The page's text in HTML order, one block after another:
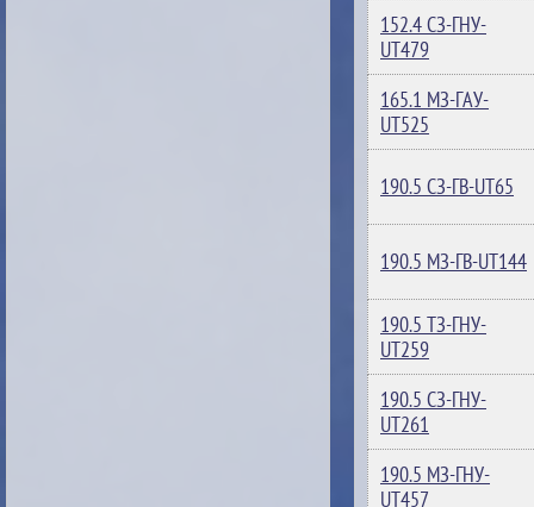
152.4 СЗ-ГНУ-
UT479
165.1 МЗ-ГАУ-
UT525
190.5 СЗ-ГВ-UT65
190.5 МЗ-ГВ-UT144
190.5 ТЗ-ГНУ-
UT259
190.5 СЗ-ГНУ-
UT261
190.5 МЗ-ГНУ-
UT457